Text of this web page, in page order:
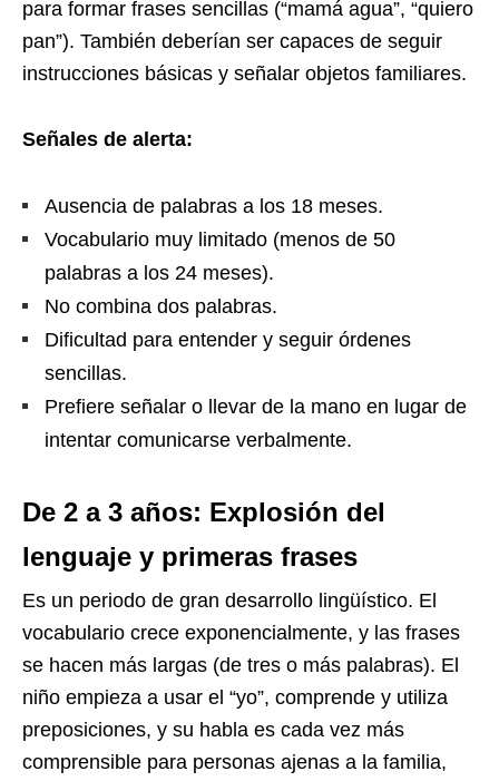
para formar frases sencillas (“mamá agua”, “quiero
pan”). También deberían ser capaces de seguir
instrucciones básicas y señalar objetos familiares.
Señales de alerta:
Ausencia de palabras a los 18 meses.
Vocabulario muy limitado (menos de 50
palabras a los 24 meses).
No combina dos palabras.
Dificultad para entender y seguir órdenes
sencillas.
Prefiere señalar o llevar de la mano en lugar de
intentar comunicarse verbalmente.
De 2 a 3 años: Explosión del
lenguaje y primeras frases
Es un periodo de gran desarrollo lingüístico. El
vocabulario crece exponencialmente, y las frases
se hacen más largas (de tres o más palabras). El
niño empieza a usar el “yo”, comprende y utiliza
preposiciones, y su habla es cada vez más
comprensible para personas ajenas a la familia,